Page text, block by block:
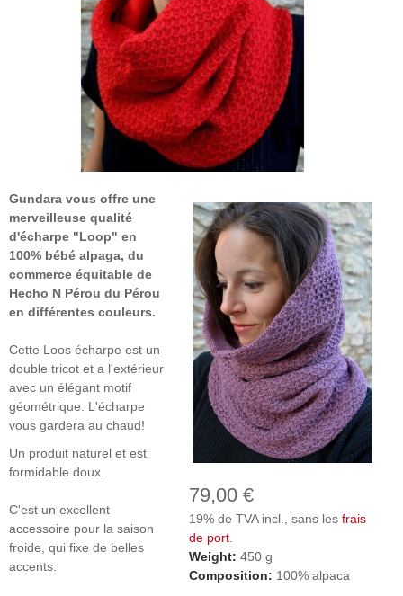
Gundara vous offre une
merveilleuse qualité
d'écharpe "Loop" en
100% bébé alpaga, du
commerce équitable de
Hecho N Pérou du Pérou
en différentes couleurs.
Cette Loos écharpe est un
double tricot et a l'extérieur
avec un élégant motif
géométrique. L'écharpe
vous gardera au chaud!
Un produit naturel et est
formidable doux.
C'est un excellent
accessoire pour la saison
froide, qui fixe de belles
accents.
79,00 €
19% de TVA incl., sans les frais
de port.
Weight: 450 g
Composition: 100% alpaca